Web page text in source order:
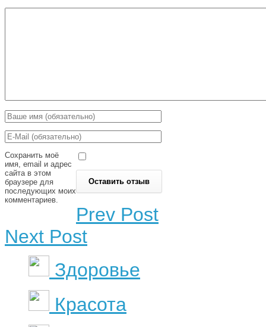
Сохранить моё
имя, email и адрес
сайта в этом
браузере для
последующих моих
комментариев.
Prev Post
Next Post
Здоровье
Красота